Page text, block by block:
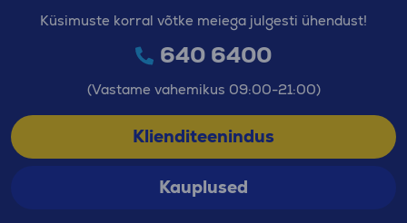
Küsimuste korral võtke meiega julgesti ühendust!
640 6400
(Vastame vahemikus 09:00-21:00)
Klienditeenindus
Kauplused